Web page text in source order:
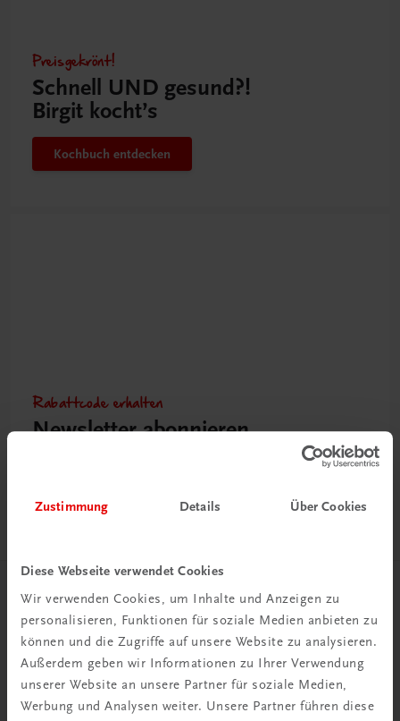
Zustimmung Details Über Cookies
Diese Webseite verwendet Cookies
Wir verwenden Cookies, um Inhalte und Anzeigen zu
personalisieren, Funktionen für soziale Medien anbieten zu
können und die Zugriffe auf unsere Website zu analysieren.
Außerdem geben wir Informationen zu Ihrer Verwendung
unserer Website an unsere Partner für soziale Medien,
Werbung und Analysen weiter. Unsere Partner führen diese
Preisgekrönt!
Schnell UND gesund?!
Birgit kocht’s
Kochbuch entdecken
Rabattcode erhalten
Newsletter abonnieren
Herzlich willkommen bei TRAUNER!